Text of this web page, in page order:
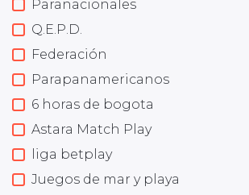
Paranacionales
Q.E.P.D.
Federación
Parapanamericanos
6 horas de bogota
Astara Match Play
liga betplay
Juegos de mar y playa